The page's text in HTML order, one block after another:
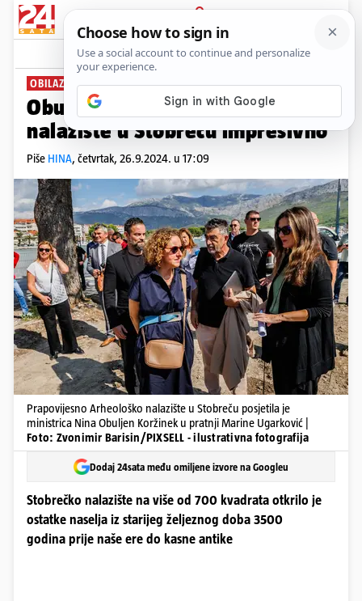
PRIJAVA
News Komentari
OBILAZAK
Obuljen Koržinek: Arheološko
nalazište u Stobreču impresivno
Piše HINA, četvrtak, 26.9.2024. u 17:09
Prapovijesno Arheološko nalazište u Stobreču posjetila je
ministrica Nina Obuljen Koržinek u pratnji Marine Ugarković |
Foto: Zvonimir Barisin/PIXSELL - ilustrativna fotografija
Dodaj 24sata među omiljene izvore na Googleu
Stobrečko nalazište na više od ​700 kvadrata otkrilo je
ostatke naselja iz starijeg željeznog doba ​3500
godina prije naše ere do kasne antike